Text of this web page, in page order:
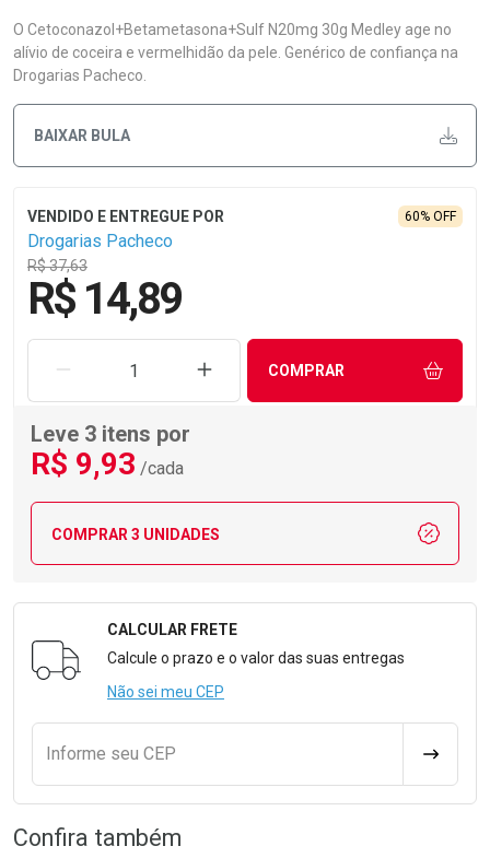
O Cetoconazol+Betametasona+Sulf N20mg 30g Medley age no
alívio de coceira e vermelhidão da pele. Genérico de confiança na
Drogarias Pacheco.
BAIXAR BULA
Drogarias Pacheco
R$ 37,63
60% OFF
R$ 14,89
REMOVER UMA UNIDADEAUMENTAR UMA UNIDADE
COMPRAR
Leve 3 itens por
R$ 9,93 /cada
COMPRAR 3 UNIDADES
Formulário para Calcular o Frete
CALCULAR FRETE
Calcule o prazo e o valor das suas entregas
Não sei meu CEP
Informe seu CEP
Confira também